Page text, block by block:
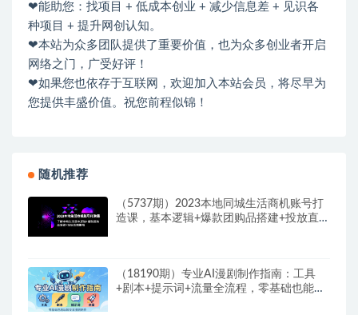
❤能助您：找项目 + 低成本创业 + 减少信息差 + 见识各
种项目 + 提升网创认知。
❤本站为众多团队提供了重要价值，也为众多创业者开启
网络之门，广受好评！
❤如果您也依存于互联网，欢迎加入本站会员，将尽早为
您提供丰盛价值。祝您前程似锦！
随机推荐
（5737期）2023本地同城生活商机账号打
造课，基本逻辑+爆款团购品搭建+投放直播
（18190期）专业AI漫剧制作指南：工具
+剧本+提示词+流量全流程，零基础也能玩